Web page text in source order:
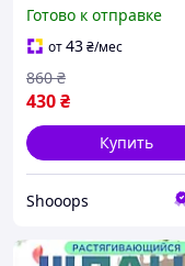
поливочный шланг
Готово к отправке
от43₴/мес
430₴
860 ₴
Купить
Shooops